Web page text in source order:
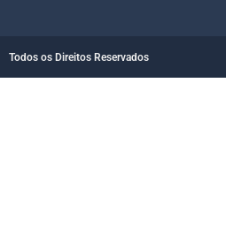
Todos os Direitos Reservados